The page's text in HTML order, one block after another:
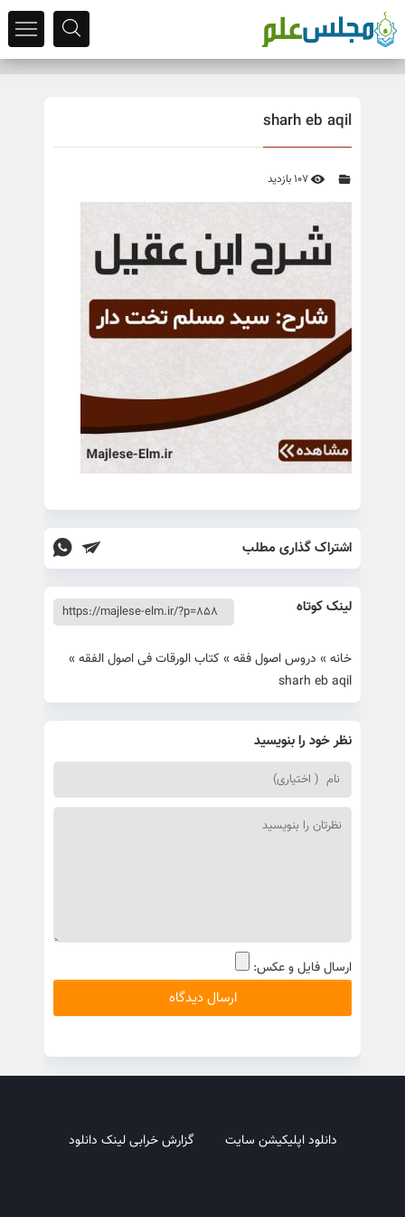
sharh eb aqil
اشتراک گذاری مطلب
لینک کوتاه
خانه» دروس اصول فقه» کتاب الورقات فی اصول الفقه»
sharh eb aqil
نظر خود را بنویسید
ارسال فایل و عکس:
دانلود اپلیکیشن سایت گزارش خرابی لینک دانلود